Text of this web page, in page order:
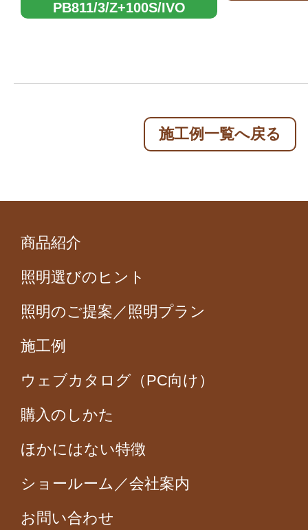
PB811/3/Z+100S/IVO
施工例一覧へ戻る
商品紹介
照明選びのヒント
照明のご提案／照明プラン
施工例
ウェブカタログ（PC向け）
購入のしかた
ほかにはない特徴
ショールーム／会社案内
お問い合わせ